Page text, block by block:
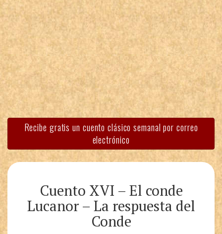
Recibe gratis un cuento clásico semanal por correo
electrónico
Cuento XVI – El conde
Lucanor – La respuesta del
Conde